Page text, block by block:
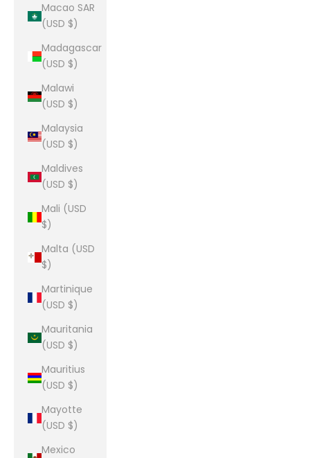
Macao SAR
(USD $)
Madagascar
(USD $)
Malawi
(USD $)
Malaysia
(USD $)
Maldives
(USD $)
Mali (USD
$)
Malta (USD
$)
Martinique
(USD $)
Mauritania
(USD $)
Mauritius
(USD $)
Mayotte
(USD $)
Mexico